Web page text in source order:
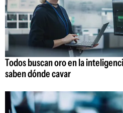
Todos buscan oro en la
saben dónde cavar